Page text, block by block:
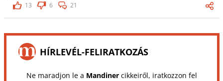
13
6 21
HÍRLEVÉL-FELIRATKOZÁS
Ne maradjon le a Mandinercikkeiről, iratkozzon fel